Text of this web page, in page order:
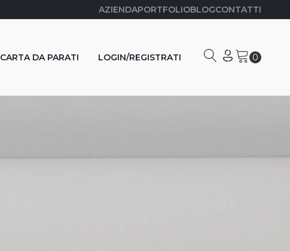
AZIENDAPORTFOLIOBLOGCONTATTI
CARTA DA PARATI LOGIN/REGISTRATI